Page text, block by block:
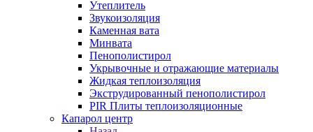
Утеплитель
Звукоизоляция
Каменная вата
Минвата
Пенополистирол
Укрывочные и отражающие материалы
Жидкая теплоизоляция
Экструдированный пенополистирол
PIR Плиты теплоизоляционные
Капарол центр